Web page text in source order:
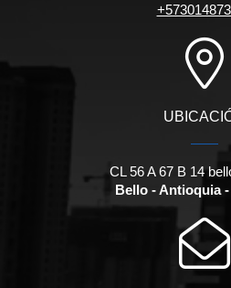
CL 56 A 67 B 14
Bello - Antioquia